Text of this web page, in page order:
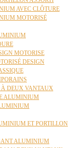
AVEC CLÔTURE
MOTORISÉ
MOTORISE
DESIGN
À DEUX VANTAUX
ALUMINIUM
ET PORTILLON
ALUMINIUM